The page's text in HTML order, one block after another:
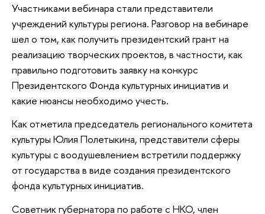
Участниками вебинара стали представители
учреждений культуры региона. Разговор на вебинаре
шел о том, как получить президентский грант на
реализацию творческих проектов, в частности, как
правильно подготовить заявку на конкурс
Президентского Фонда культурных инициатив и
какие нюансы необходимо учесть.
Как отметила председатель регионального комитета
культуры Юлия Полетыкина, представители сферы
культуры с воодушевлением встретили поддержку
от государства в виде создания президентского
фонда культурных инициатив.
Советник губернатора по работе с НКО, член